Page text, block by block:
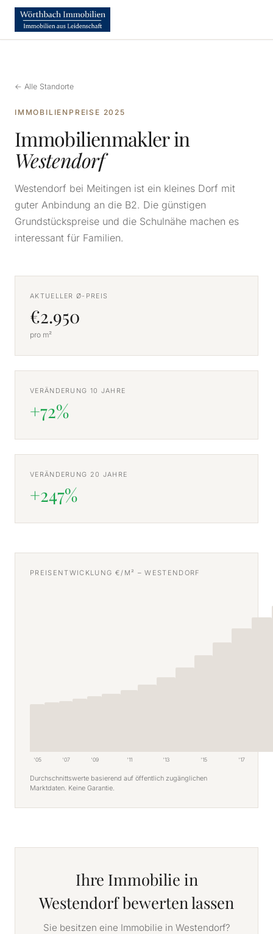
← Alle Standorte
IMMOBILIENPREISE 2025
Immobilienmakler in
Westendorf
Westendorf bei Meitingen ist ein kleines Dorf mit
guter Anbindung an die B2. Die günstigen
Grundstückspreise und die Schulnähe machen es
interessant für Familien.
AKTUELLER Ø-PREIS
€2.950
pro m²
VERÄNDERUNG 10 JAHRE
+72%
VERÄNDERUNG 20 JAHRE
+247%
PREISENTWICKLUNG €/M² – WESTENDORF
'05 '07 '09 '11 '13 '15 '17
Durchschnittswerte basierend auf öffentlich zugänglichen
Marktdaten. Keine Garantie.
Ihre Immobilie in
Westendorf bewerten lassen
Sie besitzen eine Immobilie in Westendorf?